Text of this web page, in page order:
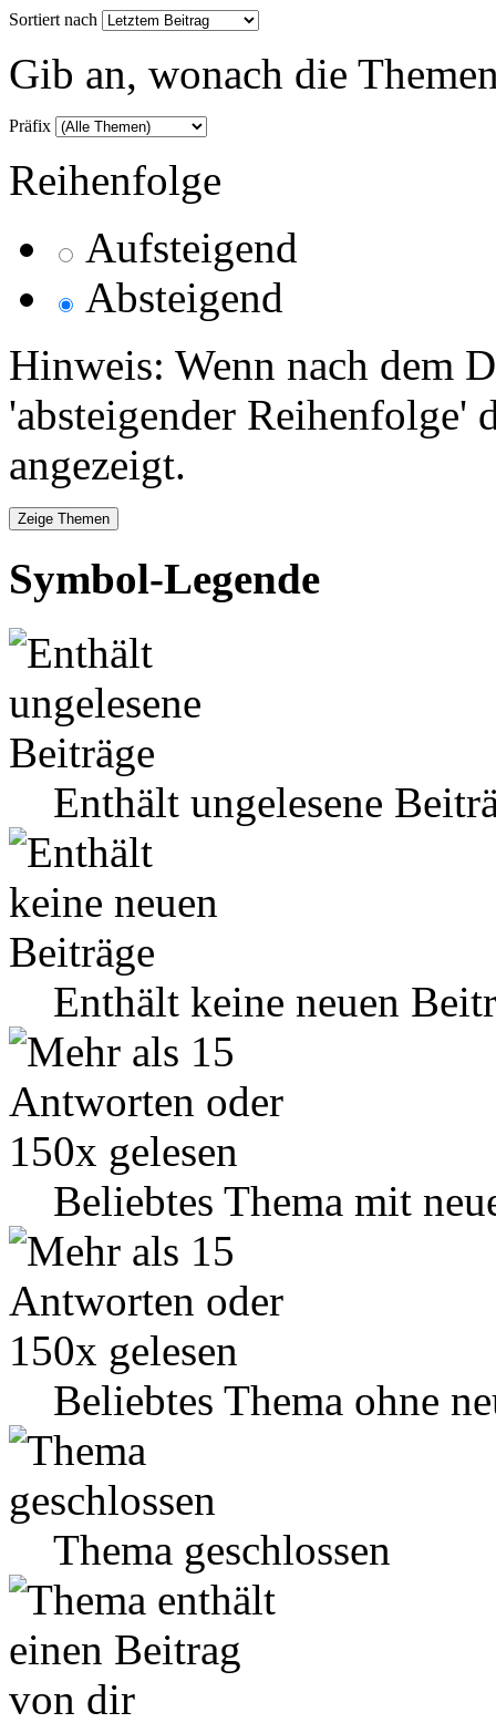
Sortiert nach
Gib an, wonach die
Präfix
Reihenfolge
Aufsteigend
Absteigend
Hinweis: Wenn nach dem
'absteigender Reihenfolge'
angezeigt.
Symbol-Legende
Enthält ungelesene
Enthält keine neuen
Beliebtes Thema mit
Beliebtes Thema ohne
Thema geschlossen